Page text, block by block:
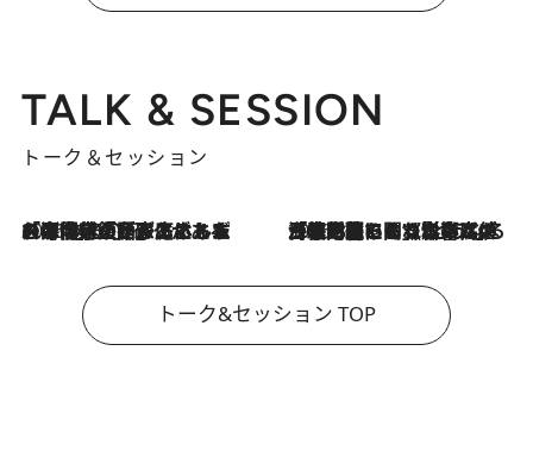
TALK & SESSION
トーク＆セッション
2026.8.3
「今後値上げがあるとすれば…」「リスクがあるのは今年の冬」エネルギー専門家が語る、ホルムズ海峡封鎖が家庭にもたらす“ある心配” 2026.8.3
「住宅建てられない…」「サーチャージ料の高値が続いている」ホルムズ海峡封鎖による影響はいつまで続く？《エネルギー専門家に聞く“どうなる日本の暮らし”》
トーク&セッション TOP